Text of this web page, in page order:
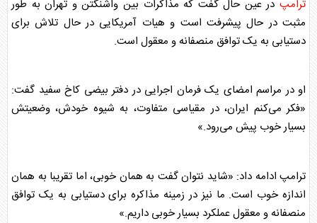
ترامپ در عین حال گفت که مذاکرات بین واشنگتن و تهران به طور
مثبت در حال پیشرفت است و هیات آمریکایی در حال تلاش برای
دستیابی به یک توافق منصفانه و معقول است.
او در مراسم امضای یک فرمان اجرایی در دفتر بیضی کاخ سفید گفت:
«فکر می‌کنم ایران، در مقیاسی متفاوت، به شیوه خودش، وضعیتش
بسیار خوب پیش می‌رود.»
ترامپ ادامه داد: «شاید نتوان گفت به همان خوبی، اما تقریبا به همان
اندازه خوب است. ما نیز در زمینه مذاکره برای دستیابی به یک توافق
منصفانه و معقول عملکرد بسیار خوبی داریم.»